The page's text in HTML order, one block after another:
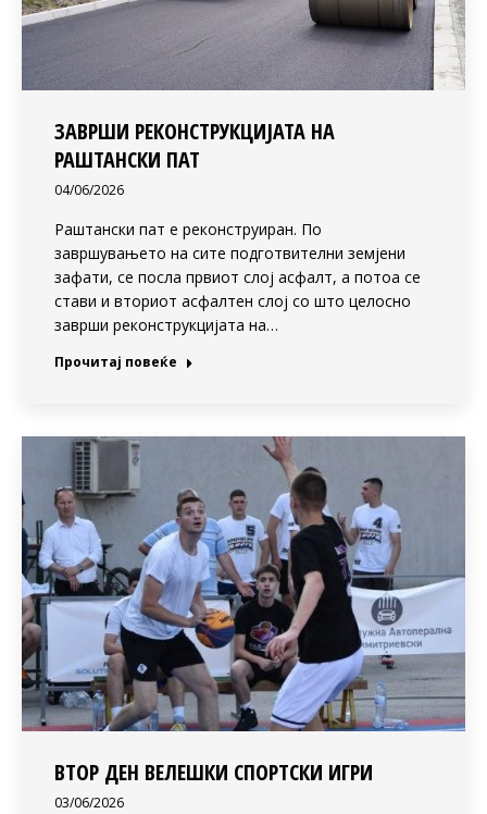
ЗАВРШИ РЕКОНСТРУКЦИЈАТА НА
РАШТАНСКИ ПАТ
04/06/2026
Раштански пат е реконструиран. По
завршувањето на сите подготвителни земјени
зафати, се посла првиот слој асфалт, а потоа се
стави и вториот асфалтен слој со што целосно
заврши реконструкцијата на…
Прочитај повеќе
ВТОР ДЕН ВЕЛЕШКИ СПОРТСКИ ИГРИ
03/06/2026